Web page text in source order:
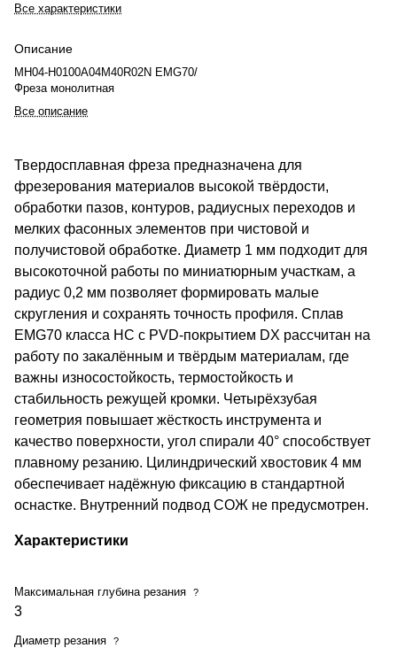
Все характеристики
Описание
MH04-H0100A04M40R02N EMG70/
Фреза монолитная
Все описание
Твердосплавная фреза предназначена для
фрезерования материалов высокой твёрдости,
обработки пазов, контуров, радиусных переходов и
мелких фасонных элементов при чистовой и
получистовой обработке. Диаметр 1 мм подходит для
высокоточной работы по миниатюрным участкам, а
радиус 0,2 мм позволяет формировать малые
скругления и сохранять точность профиля. Сплав
EMG70 класса HC с PVD-покрытием DX рассчитан на
работу по закалённым и твёрдым материалам, где
важны износостойкость, термостойкость и
стабильность режущей кромки. Четырёхзубая
геометрия повышает жёсткость инструмента и
качество поверхности, угол спирали 40° способствует
плавному резанию. Цилиндрический хвостовик 4 мм
обеспечивает надёжную фиксацию в стандартной
оснастке. Внутренний подвод СОЖ не предусмотрен.
Характеристики
Максимальная глубина резания ?
3
Диаметр резания ?